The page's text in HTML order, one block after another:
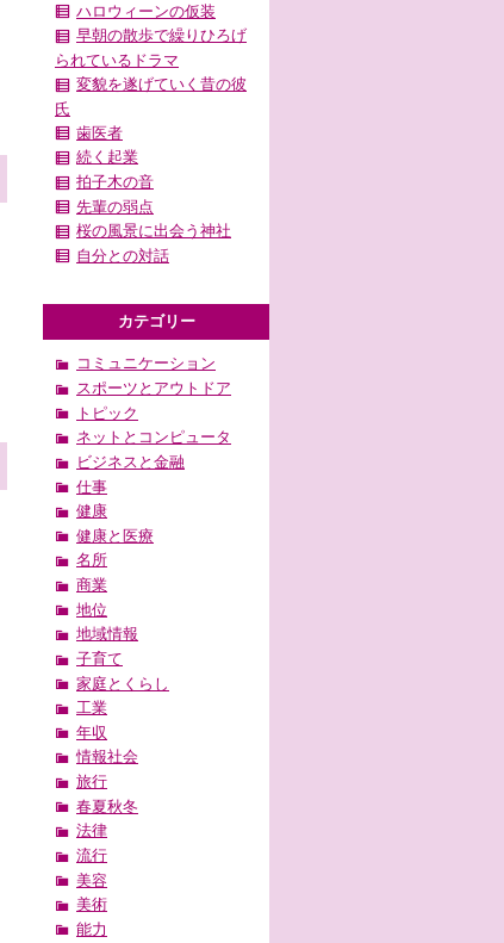
ハロウィーンの仮装
早朝の散歩で繰りひろげ
られているドラマ
変貌を遂げていく昔の彼
氏
歯医者
続く起業
拍子木の音
先輩の弱点
桜の風景に出会う神社
自分との対話
カテゴリー
コミュニケーション
スポーツとアウトドア
トピック
ネットとコンピュータ
ビジネスと金融
仕事
健康
健康と医療
名所
商業
地位
地域情報
子育て
家庭とくらし
工業
年収
情報社会
旅行
春夏秋冬
法律
流行
美容
美術
能力